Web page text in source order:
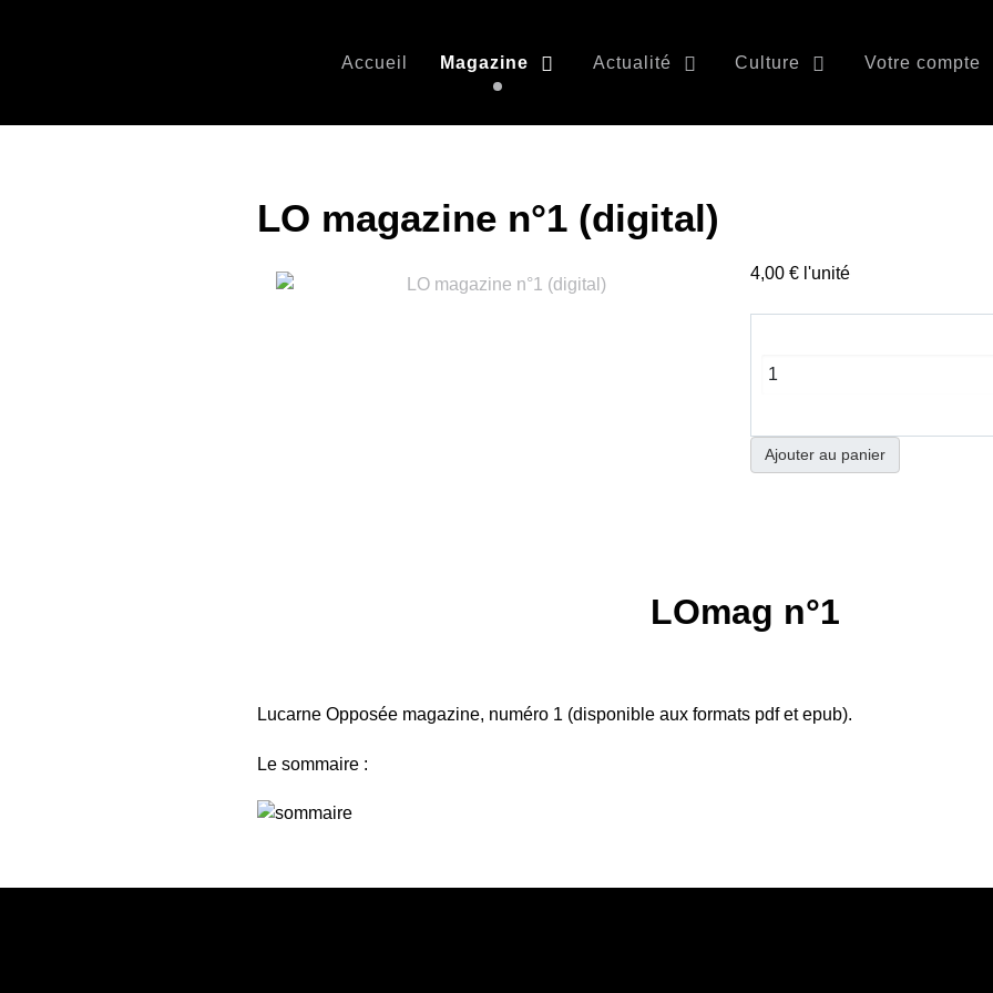
Accueil Magazine Actualité Culture Votre compte
LO magazine n°1 (digital)
4,00 € l'unité
Ajouter au panier
LOmag n°1
Lucarne Opposée magazine, numéro 1 (disponible aux formats pdf et epub).
Le sommaire :